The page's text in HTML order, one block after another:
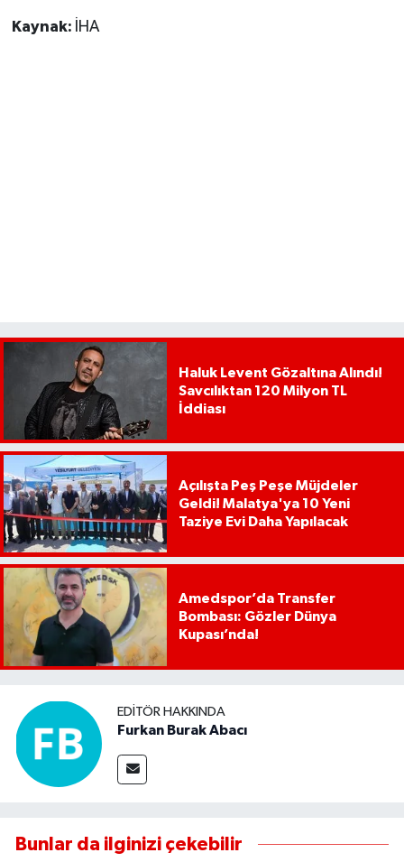
Kaynak: İHA
Haluk Levent Gözaltına Alındı!
Savcılıktan 120 Milyon TL
İddiası
Açılışta Peş Peşe Müjdeler
Geldi! Malatya'ya 10 Yeni
Taziye Evi Daha Yapılacak
Amedspor’da Transfer
Bombası: Gözler Dünya
Kupası’nda!
EDITÖR HAKKINDA
Furkan Burak Abacı
Bunlar da ilginizi çekebilir